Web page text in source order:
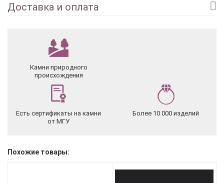
Доставка и оплата
Камни природного
происхождения
Есть сертификаты на камни
от МГУ
Более 10 000 изделий
Похожие товары: